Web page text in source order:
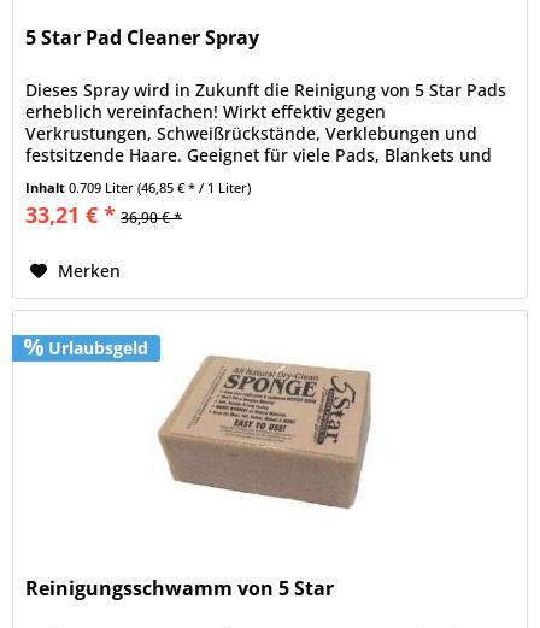
5 Star Pad Cleaner Spray
Dieses Spray wird in Zukunft die Reinigung von 5 Star Pads
erheblich vereinfachen! Wirkt effektiv gegen
Verkrustungen, Schweißrückstände, Verklebungen und
festsitzende Haare. Geeignet für viele Pads, Blankets und
weitere Ausrüstung aus...
Inhalt0.709 Liter(46,85 € * / 1 Liter)
33,21 € * 36,90 € *
Merken
Urlaubsgeld
Reinigungsschwamm von 5 Star